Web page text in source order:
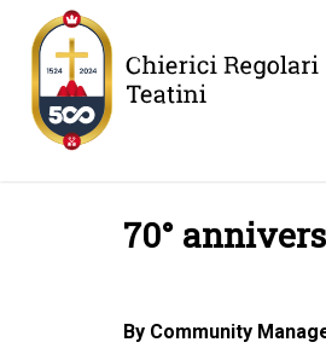
70°
By Community